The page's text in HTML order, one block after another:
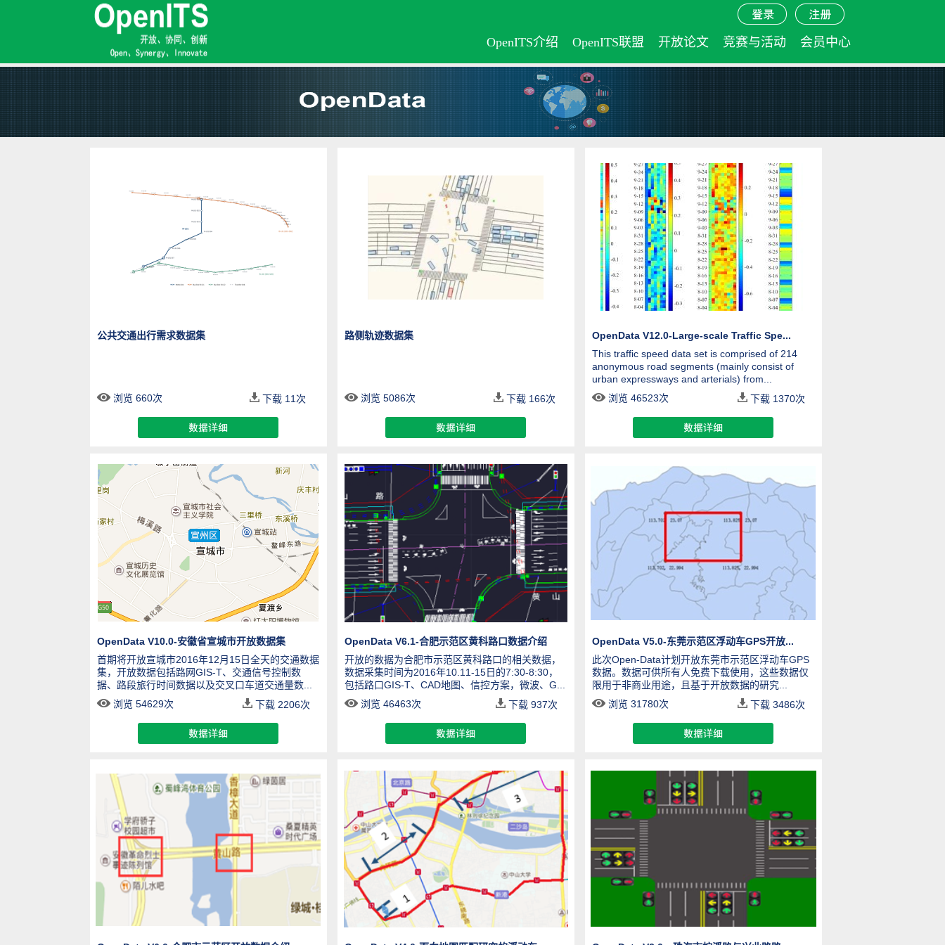
会员中心
竞赛与活动
开放论文
OpenITS联盟
OpenITS介绍
公共交通出行需求数据集
浏览 660次 下载 11 次
路侧轨迹数据集
浏览 5086次 下载 166次
OpenData V12.0-Large-scale Traffic Spe...
This traffic speed data set is comprised of 214
anonymous road segments (mainly consist of
urban expressways and arterials) from...
浏览 46523次
下载 1370次
OpenData V10.0-安徽省宣城市开放数据集
首期将开放宣城市2016年12月15日全天的交通数据
集，开放数据包括路网GIS-T、交通信号控制数
据、路段旅行时间数据以及交叉口车道交通量数...
浏览 54629次
下载 2206次
OpenData V6.1-合肥示范区黄科路口数据介绍
开放的数据为合肥市示范区黄科路口的相关数据，
数据采集时间为2016年10.11-15日的7:30-8:30，
包括路口GIS-T、CAD地图、信控方案，微波、G...
浏览 46463次
下载 937次
OpenData V5.0-东莞示范区浮动车GPS开放...
此次Open-Data计划开放东莞市示范区浮动车GPS
数据。数据可供所有人免费下载使用，这些数据仅
限用于非商业用途，且基于开放数据的研究...
浏览 31780次
下载3486次